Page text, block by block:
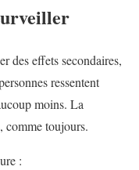
des effets secondaires,
ressentent
moins. La
comme toujours.
: